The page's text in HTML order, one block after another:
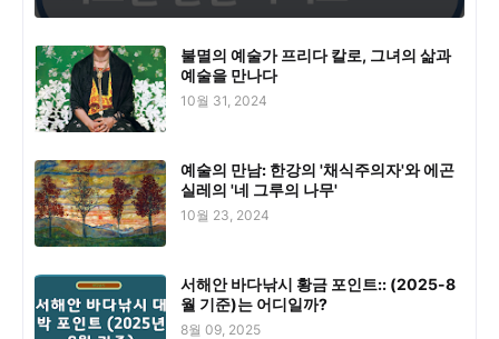
불멸의 예술가 프리다 칼로, 그녀의 삶과
예술을 만나다
10월 31, 2024
예술의 만남: 한강의 '채식주의자'와 에곤
실레의 '네 그루의 나무'
10월 23, 2024
서해안 바다낚시 황금 포인트:: (2025-8
월 기준)는 어디일까?
8월 09, 2025